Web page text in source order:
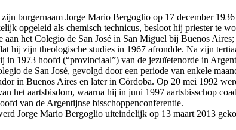
burgernaam Jorge Mario Bergoglio op 17 december
opgeleid als chemisch technicus, besloot hij priester te
het Colegio de San José in San Miguel bij Buenos
hij zijn theologische studies in 1967 afrondde. Na zijn
in 1973 hoofd (“provinciaal”) van de jezuïetenorde in
de San José, gevolgd door een periode van enkele
in Buenos Aires en later in Córdoba. Op 20 mei 1992
het aartsbisdom, waarna hij in juni 1997 aartsbisschop
van de Argentijnse bisschoppenconferentie.
Jorge Mario Bergoglio uiteindelijk op 13 maart 2013